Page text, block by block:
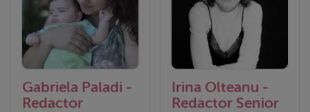
Gabriela Paladi -
Redactor
Irina Olteanu -
Redactor Senior